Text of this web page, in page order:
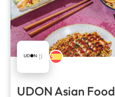
UDON Asian Food